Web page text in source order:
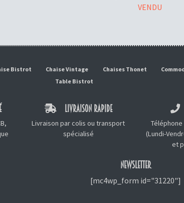
VENDU
Bistrot Chaise Vintage Chaises Thonet
Table Bistrot
LIVRAISON RAPIDE
Livraison par colis ou transport
spécialisé
Téléphone
(Lundi-
et
NEWSLETTER
[mc4wp_form id="31220"]